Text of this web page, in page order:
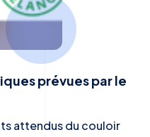
prévues par le
attendus du couloir